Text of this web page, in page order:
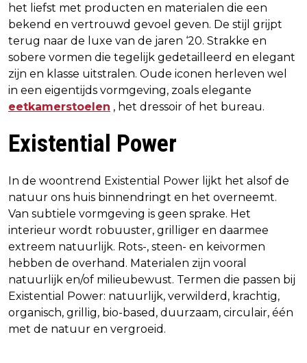
het liefst met producten en materialen die een
bekend en vertrouwd gevoel geven. De stijl grijpt
terug naar de luxe van de jaren ‘20. Strakke en
sobere vormen die tegelijk gedetailleerd en elegant
zijn en klasse uitstralen. Oude iconen herleven wel
in een eigentijds vormgeving, zoals elegante
eetkamerstoelen , het dressoir of het bureau.
Existential Power
In de woontrend Existential Power lijkt het alsof de
natuur ons huis binnendringt en het overneemt.
Van subtiele vormgeving is geen sprake. Het
interieur wordt robuuster, grilliger en daarmee
extreem natuurlijk. Rots-, steen- en keivormen
hebben de overhand. Materialen zijn vooral
natuurlijk en/of milieubewust. Termen die passen bij
Existential Power: natuurlijk, verwilderd, krachtig,
organisch, grillig, bio-based, duurzaam, circulair, één
met de natuur en vergroeid.